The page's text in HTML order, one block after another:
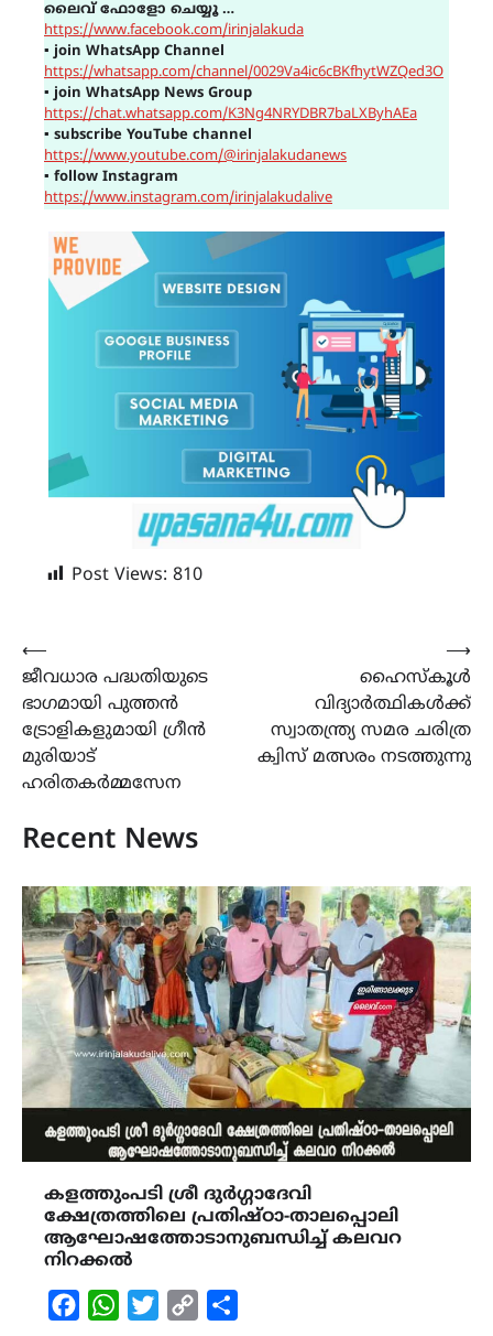
ലൈവ് ഫോളോ ചെയ്യൂ …
https://www.facebook.com/irinjalakuda
▪ join WhatsApp Channel
https://whatsapp.com/channel/0029Va4ic6cBKfhytWZQed3O
▪ join WhatsApp News Group
https://chat.whatsapp.com/K3Ng4NRYDBR7baLXByhAEa
▪ subscribe YouTube channel
https://www.youtube.com/@irinjalakudanews
▪ follow Instagram
https://www.instagram.com/irinjalakudalive
Post Views: 810
Post
navigation
⟵
ജീവധാര പദ്ധതിയുടെ
ഭാഗമായി പുത്തന്‍
ട്രോളികളുമായി ഗ്രീന്‍
മുരിയാട്
ഹരിതകര്‍മ്മസേന
ഹൈസ്കൂൾ
വിദ്യാർത്ഥികൾക്ക്
സ്വാതന്ത്ര്യ സമര ചരിത്ര
ക്വിസ് മത്സരം നടത്തുന്നു
⟶
Recent News
കളത്തുംപടി ശ്രീ ദുർഗ്ഗാദേവി
ക്ഷേത്രത്തിലെ പ്രതിഷ്ഠാ-താലപ്പൊലി
ആഘോഷത്തോടാനുബന്ധിച്ച് കലവറ
നിറക്കൽ
FacebookWhatsAppTwitterCopy